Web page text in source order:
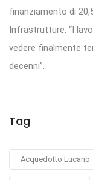
finanziamento di
Infrastrutture: “I
vedere finalmente
decenni”.
Tag
Acquedotto Lucano